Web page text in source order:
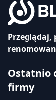
Przeglądaj,
Ostatnio
firmy